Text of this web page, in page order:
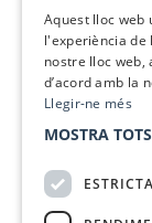
Aquest lloc
l'experiència de
nostre lloc web,
d’acord amb la
Llegir-ne més
MOSTRA